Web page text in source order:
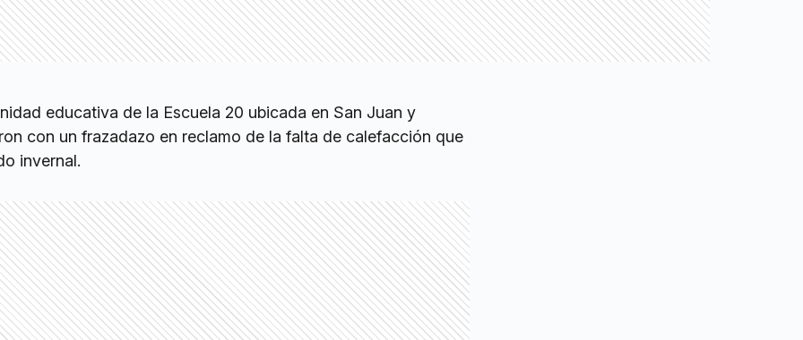
educativa de la Escuela 20 ubicada en San Juan y
con un frazadazo en reclamo de la falta de calefacción que
invernal.